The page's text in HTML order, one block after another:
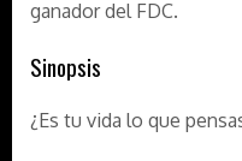
ganador del FDC.
Sinopsis
¿Es tu vida lo que